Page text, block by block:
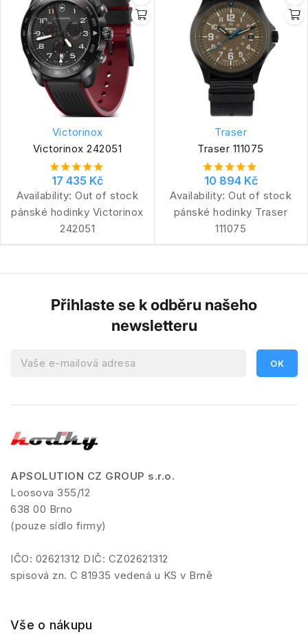
Victorinox
Victorinox 242051
17 435 Kč
Availability: Out of stock
pánské hodinky Victorinox
242051
Traser
Traser 111075
10 894 Kč
Availability: Out of stock
pánské hodinky Traser
111075
Přihlaste se k odběru našeho
newsletteru
APSOLUTION CZ GROUP s.r.o.
Loosova 355/12
638 00 Brno
(pouze sídlo firmy)
IČO: 02621312 DIČ: CZ02621312
spisová zn. C 81935 vedená u KS v Brně
Vše o nákupu